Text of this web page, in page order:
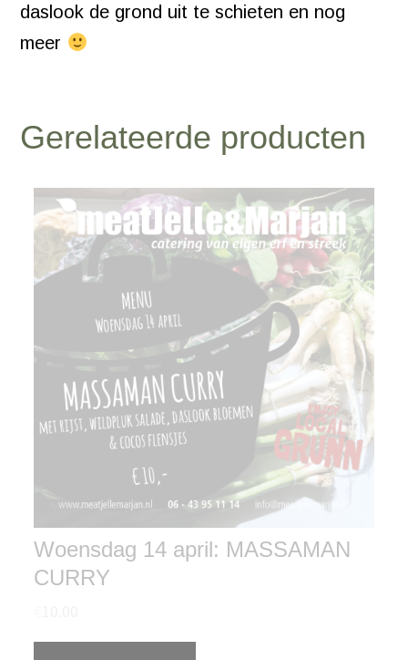
daslook de grond uit te schieten en nog
meer
Gerelateerde producten
Woensdag 14 april: MASSAMAN
CURRY